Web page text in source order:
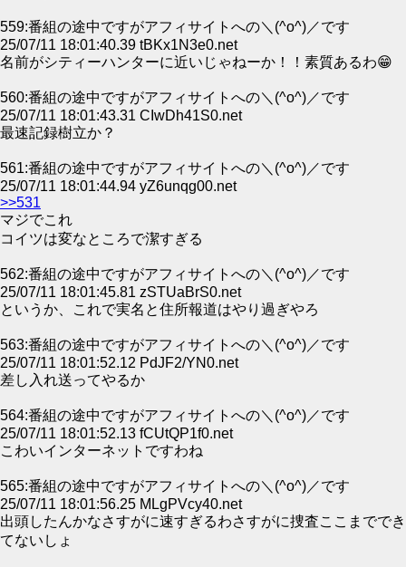
559:番組の途中ですがアフィサイトへの＼(^o^)／です
25/07/11 18:01:40.39 tBKx1N3e0.net
名前がシティーハンターに近いじゃねーか！！素質あるわ😁
560:番組の途中ですがアフィサイトへの＼(^o^)／です
25/07/11 18:01:43.31 CIwDh41S0.net
最速記録樹立か？
561:番組の途中ですがアフィサイトへの＼(^o^)／です
25/07/11 18:01:44.94 yZ6unqg00.net
>>531
マジでこれ
コイツは変なところで潔すぎる
562:番組の途中ですがアフィサイトへの＼(^o^)／です
25/07/11 18:01:45.81 zSTUaBrS0.net
というか、これで実名と住所報道はやり過ぎやろ
563:番組の途中ですがアフィサイトへの＼(^o^)／です
25/07/11 18:01:52.12 PdJF2/YN0.net
差し入れ送ってやるか
564:番組の途中ですがアフィサイトへの＼(^o^)／です
25/07/11 18:01:52.13 fCUtQP1f0.net
こわいインターネットですわね
565:番組の途中ですがアフィサイトへの＼(^o^)／です
25/07/11 18:01:56.25 MLgPVcy40.net
出頭したんかなさすがに速すぎるわさすがに捜査ここまででき
てないしょ